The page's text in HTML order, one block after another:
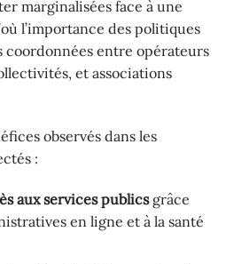
marginalisées face à une
l’importance des politiques
coordonnées entre opérateurs
et associations
observés dans les
:
aux services publicsgrâce
en ligne et à la santé